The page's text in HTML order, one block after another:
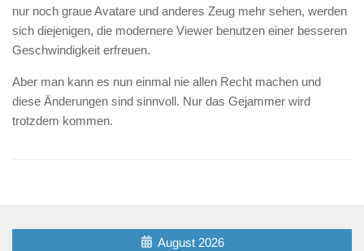
nur noch graue Avatare und anderes Zeug mehr sehen, werden
sich diejenigen, die modernere Viewer benutzen einer besseren
Geschwindigkeit erfreuen.
Aber man kann es nun einmal nie allen Recht machen und
diese Änderungen sind sinnvoll. Nur das Gejammer wird
trotzdem kommen.
August 2026